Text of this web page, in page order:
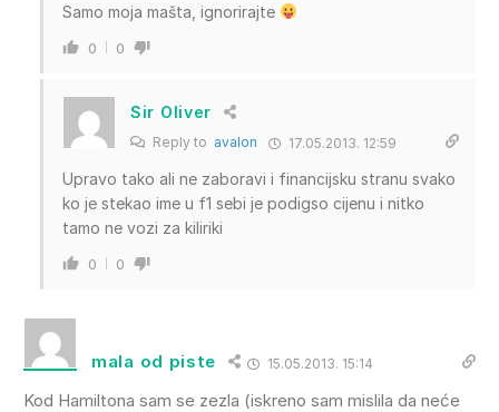
Samo moja mašta, ignorirajte
0 0
Sir Oliver
Reply to avalon 17.05.2013. 12:59
Upravo tako ali ne zaboravi i financijsku stranu svako
ko je stekao ime u f1 sebi je podigso cijenu i nitko
tamo ne vozi za kiliriki
0 0
mala od piste 15.05.2013. 15:14
Kod Hamiltona sam se zezla (iskreno sam mislila da neće